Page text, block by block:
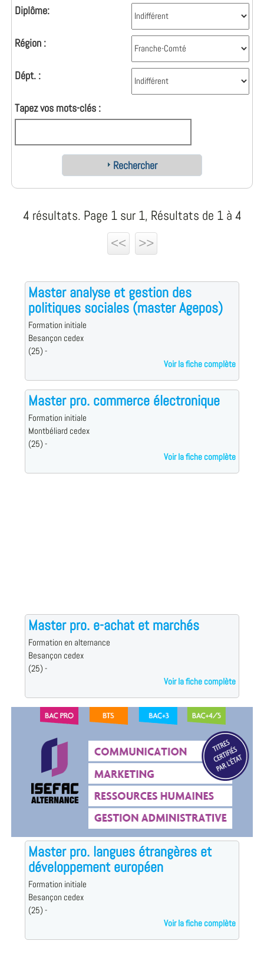
Diplôme:
Région :
Dépt. :
Tapez vos mots-clés :
Rechercher
4 résultats. Page 1 sur 1, Résultats de 1 à 4
<<
>>
Master analyse et gestion des
politiques sociales (master Agepos)
Formation initiale
Besançon cedex
(25) -
Voir la fiche complète
Master pro. commerce électronique
Formation initiale
Montbéliard cedex
(25) -
Voir la fiche complète
Master pro. e-achat et marchés
Formation en alternance
Besançon cedex
(25) -
Voir la fiche complète
Master pro. langues étrangères et
développement européen
Formation initiale
Besançon cedex
(25) -
Voir la fiche complète